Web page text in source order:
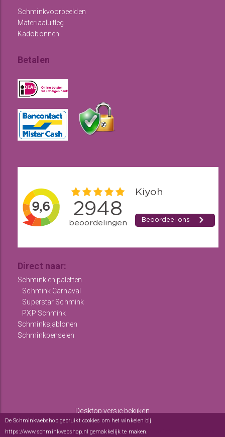
Schminkvoorbeelden
Materiaaluitleg
Kadobonnen
Betalen
Direct naar:
Schmink en paletten
Schmink Carnaval
Superstar Schmink
PXP Schmink
Schminksjablonen
Schminkpenselen
Desktop versie bekijken
De Schminkwebshop gebruikt cookies om het winkelen bij
https://www.schminkwebshop.nl gemakkelijk te maken.